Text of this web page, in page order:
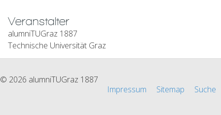
Veranstalter
alumniTUGraz 1887
Technische Universität Graz
© 2026 alumniTUGraz 1887
Impressum
Sitemap Suche